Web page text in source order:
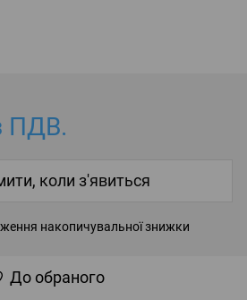
ПДВ.
коли з'явиться
накопичувальної знижки
До обраного